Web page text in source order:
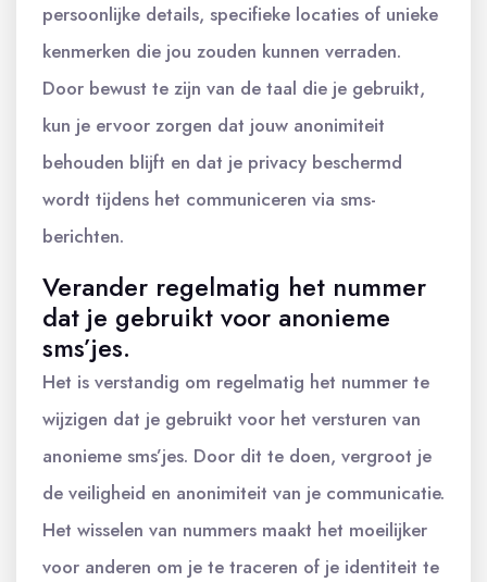
persoonlijke details, specifieke locaties of unieke
kenmerken die jou zouden kunnen verraden.
Door bewust te zijn van de taal die je gebruikt,
kun je ervoor zorgen dat jouw anonimiteit
behouden blijft en dat je privacy beschermd
wordt tijdens het communiceren via sms-
berichten.
Verander regelmatig het nummer
dat je gebruikt voor anonieme
sms’jes.
Het is verstandig om regelmatig het nummer te
wijzigen dat je gebruikt voor het versturen van
anonieme sms’jes. Door dit te doen, vergroot je
de veiligheid en anonimiteit van je communicatie.
Het wisselen van nummers maakt het moeilijker
voor anderen om je te traceren of je identiteit te